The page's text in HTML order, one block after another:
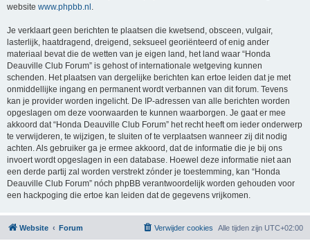
website www.phpbb.nl .
Je verklaart geen berichten te plaatsen die kwetsend, obsceen, vulgair,
lasterlijk, haatdragend, dreigend, seksueel georiënteerd of enig ander
materiaal bevat die de wetten van je eigen land, het land waar “Honda
Deauville Club Forum” is gehost of internationale wetgeving kunnen
schenden. Het plaatsen van dergelijke berichten kan ertoe leiden dat je met
onmiddellijke ingang en permanent wordt verbannen van dit forum. Tevens
kan je provider worden ingelicht. De IP-adressen van alle berichten worden
opgeslagen om deze voorwaarden te kunnen waarborgen. Je gaat er mee
akkoord dat “Honda Deauville Club Forum” het recht heeft om ieder onderwerp
te verwijderen, te wijzigen, te sluiten of te verplaatsen wanneer zij dit nodig
achten. Als gebruiker ga je ermee akkoord, dat de informatie die je bij ons
invoert wordt opgeslagen in een database. Hoewel deze informatie niet aan
een derde partij zal worden verstrekt zónder je toestemming, kan “Honda
Deauville Club Forum” nóch phpBB verantwoordelijk worden gehouden voor
een hackpoging die ertoe kan leiden dat de gegevens vrijkomen.
Website Forum Alle tijden zijn UTC+02:00
Verwijder cookies